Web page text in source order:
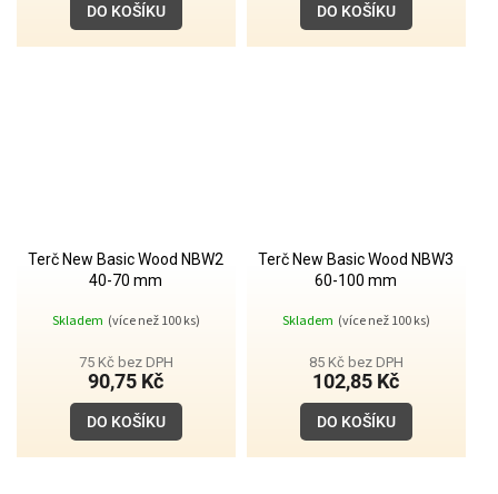
DO KOŠÍKU DO KOŠÍKU
Terč New Basic Wood NBW2
40-70 mm
Skladem (více než 100 ks)
75 Kč bez DPH
90,75 Kč
DO KOŠÍKU
Terč New Basic Wood NBW3
60-100 mm
Skladem (více než 100 ks)
85 Kč bez DPH
102,85 Kč
DO KOŠÍKU